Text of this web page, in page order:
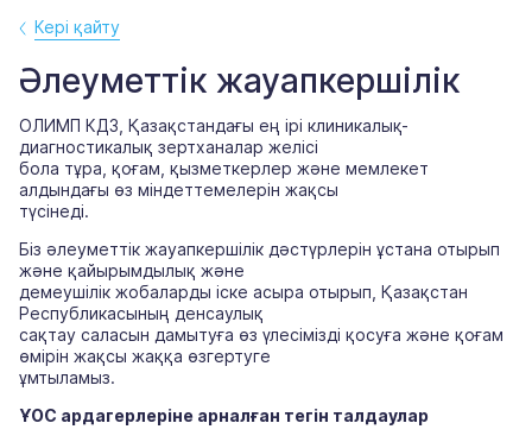
Кері қайту
Әлеуметтік жауапкершілік
ОЛИМП КДЗ, Қазақстандағы ең ірі клиникалық-
диагностикалық зертханалар желісі
бола тұра, қоғам, қызметкерлер және мемлекет
алдындағы өз міндеттемелерін жақсы
түсінеді.
Біз әлеуметтік жауапкершілік дәстүрлерін ұстана отырып
және қайырымдылық және
демеушілік жобаларды іске асыра отырып, Қазақстан
Республикасының денсаулық
сақтау саласын дамытуға өз үлесімізді қосуға және қоғам
өмірін жақсы жаққа өзгертуге
ұмтыламыз.
ҰОС ардагерлеріне арналған тегін талдаулар